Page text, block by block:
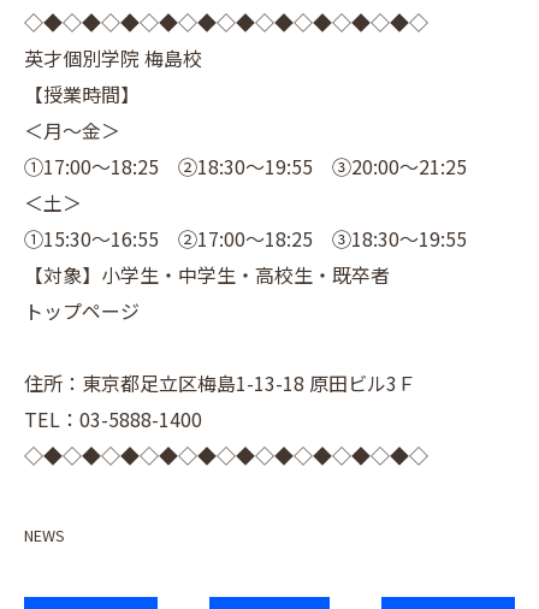
◇◆◇◆◇◆◇◆◇◆◇◆◇◆◇◆◇◆◇◆◇
英才個別学院 梅島校
【授業時間】
＜月～金＞
①17:00～18:25 ②18:30～19:55 ③20:00～21:25
＜土＞
①15:30～16:55 ②17:00～18:25 ③18:30～19:55
【対象】小学生・中学生・高校生・既卒者
トップページ
住所：東京都足立区梅島1-13-18 原田ビル3Ｆ
TEL：03-5888-1400
◇◆◇◆◇◆◇◆◇◆◇◆◇◆◇◆◇◆◇◆◇
NEWS